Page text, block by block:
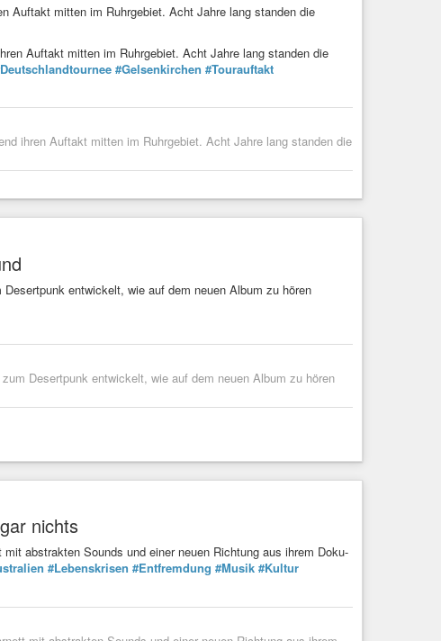
macht
Auftakt mitten im Ruhrgebiet. Acht Jahre lang standen die
Auftakt mitten im Ruhrgebiet. Acht Jahre lang standen die
#Gelsenkirchen #Tourauftakt
ihren Auftakt mitten im Ruhrgebiet. Acht Jahre lang standen die
entwickelt, wie auf dem neuen Album zu hören
Desertpunk entwickelt, wie auf dem neuen Album zu hören
nichts
abstrakten Sounds und einer neuen Richtung aus ihrem Doku-
#Lebenskrisen #Entfremdung #Musik #Kultur